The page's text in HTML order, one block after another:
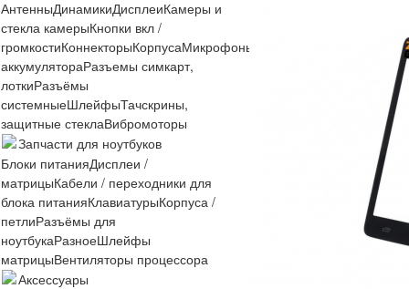
АнтенныДинамикиДисплеиКамеры и
стекла камерыКнопки вкл /
громкостиКоннекторыКорпусаМикрофоны
аккумулятораРазъемы симкарт,
лоткиРазъёмы
системныеШлейфыТачскрины,
защитные стеклаВибромоторы
Запчасти для ноутбуков
Блоки питанияДисплеи /
матрицыКабели / переходники для
блока питанияКлавиатурыКорпуса /
петлиРазъёмы для
ноутбукаРазноеШлейфы
матрицыВентиляторы процессора
Аксессуары